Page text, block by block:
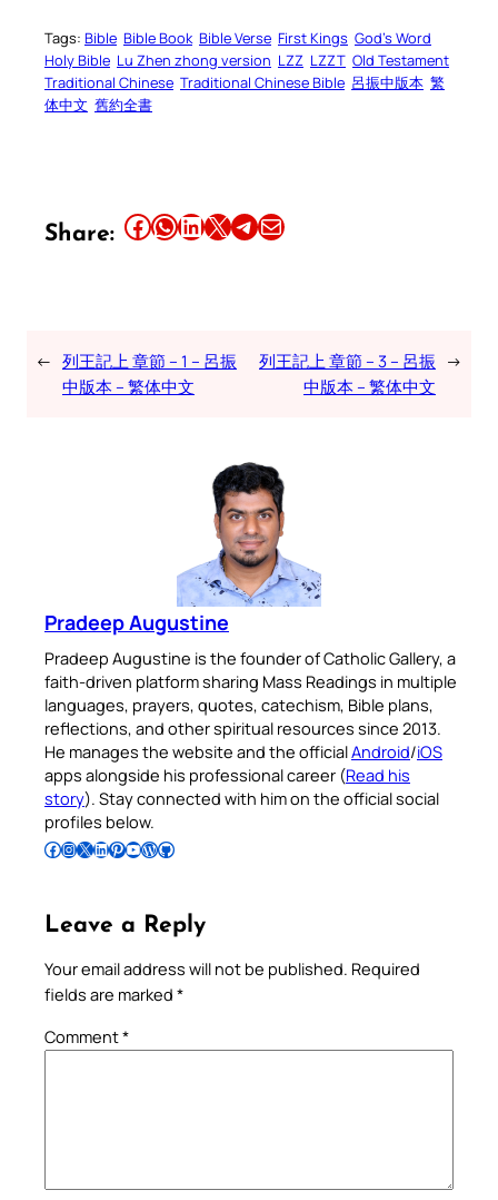
Tags: Bible Bible Book Bible Verse First Kings God’s Word
Holy Bible Lu Zhen zhong version LZZ LZZT Old Testament
Traditional Chinese Traditional Chinese Bible 呂振中版本 繁
体中文 舊約全書
Share: Share this article on Facebook Share this article on WhatsApp Share this article on LinkedIn Share this article on X Share this article on TelegramEmail this Article
← 列王記上 章節 – 1 – 呂振
中版本 – 繁体中文
列王記上 章節 – 3 – 呂振
中版本 – 繁体中文
→
Pradeep Augustine
Pradeep Augustine is the founder of Catholic Gallery, a
faith-driven platform sharing Mass Readings in multiple
languages, prayers, quotes, catechism, Bible plans,
reflections, and other spiritual resources since 2013.
He manages the website and the officialAndroid/iOS
apps alongside his professional career (Read his
story). Stay connected with him on the official social
profiles below.
Follow Pradeep on Facebook Follow Pradeep on InstagramFollow Pradeep on X Follow Pradeep on LinkedIn Follow Pradeep on Pinterest Subscribe to Pradeep’s Youtube Channel Follow Pradeep on WordPress Follow Pradeep on GitHub
Leave a Reply
Your email address will not be published. Required
fields are marked *
Comment*